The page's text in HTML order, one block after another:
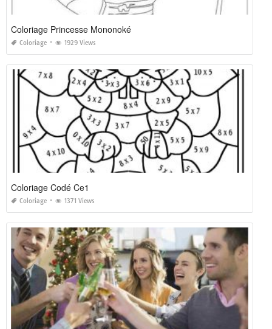
Coloriage Princesse Mononoké
Coloriage 1929 Views
Coloriage Codé Ce1
Coloriage 1371 Views